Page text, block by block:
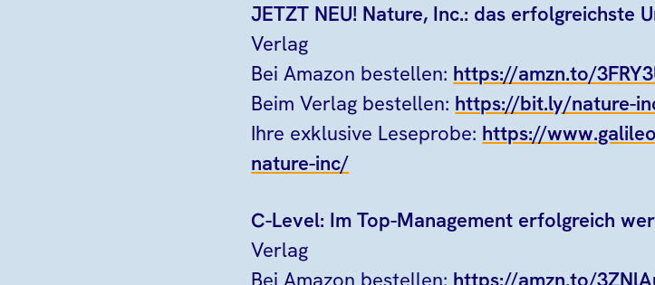
JETZT NEU! Nature, Inc.: das erfolgreichste
Verlag
Bei Amazon bestellen: https://amzn.to/
Beim Verlag bestellen: https://bit.ly/nature-
Ihre exklusive Leseprobe: https://
nature-inc/
C-Level: Im Top-Management erfolgreich
Verlag